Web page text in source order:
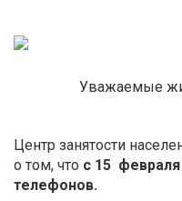
Уважаемые
Центр занятости
о том, что с 15
телефонов.